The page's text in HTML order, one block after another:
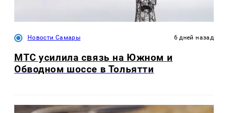
Новости Самары 6 дней назад
МТС усилила связь на Южном и
Обводном шоссе в Тольятти